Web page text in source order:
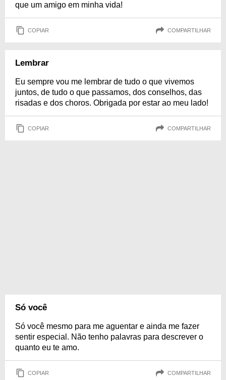
que um amigo em minha vida!
COPIAR COMPARTILHAR
Lembrar
Eu sempre vou me lembrar de tudo o que vivemos
juntos, de tudo o que passamos, dos conselhos, das
risadas e dos choros. Obrigada por estar ao meu lado!
COPIAR COMPARTILHAR
Só você
Só você mesmo para me aguentar e ainda me fazer
sentir especial. Não tenho palavras para descrever o
quanto eu te amo.
COPIAR COMPARTILHAR